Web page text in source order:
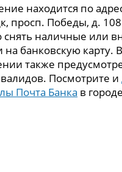
находится по
просп. Победы, д.
наличные или
на банковскую карту. В
также
Посмотрите и
Почта Банка в